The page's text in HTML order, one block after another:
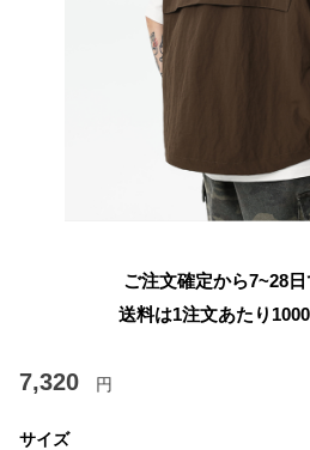
ご注文確定から7~28
送料は1注文あたり 1000
7,320 円
サイズ